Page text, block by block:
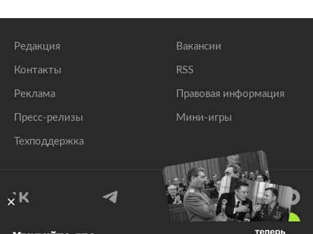
Редакция
Контакты
Реклама
Пресс-релизы
Техподдержка
Вакансии
RSS
Правовая информация
Мини-игры